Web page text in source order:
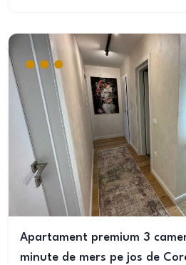
Apartament premium 3
minute de mers pe jos de